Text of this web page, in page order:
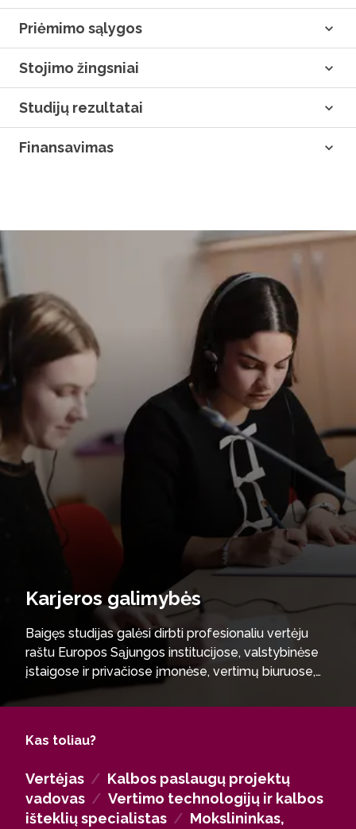
Priėmimo sąlygos
Stojimo žingsniai
Studijų rezultatai
Finansavimas
Karjeros galimybės
Baigęs studijas galėsi dirbti profesionaliu vertėju
raštu Europos Sąjungos institucijose, valstybinėse
įstaigose ir privačiose įmonėse, vertimų biuruose,
koordinuoti tarptautinius projektus, dirbti
pedagoginį ir mokslinį darbą aukštosiose
Kas toliau?
Vertėjas / Kalbos paslaugų projektų
vadovas / Vertimo technologijų ir kalbos
išteklių specialistas / Mokslininkas,